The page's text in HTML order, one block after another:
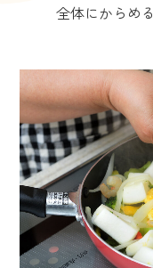
全体にからめる